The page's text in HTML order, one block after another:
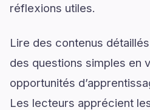
réflexions utiles.
Lire des contenus
des questions simples en
opportunités
Les lecteurs apprécient